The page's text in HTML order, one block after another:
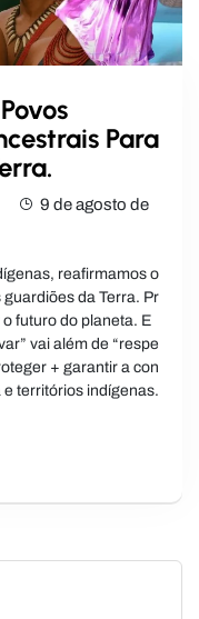
Para
9 de agosto de
reafirmamos o
da Terra. Pr
futuro do planeta. E
vai além de “respe
+ garantir a con
territórios indígenas.